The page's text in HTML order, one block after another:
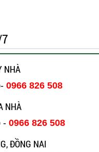
NHÀ
0966 826 508
NHÀ
- 0966 826 508
ĐỒNG NAI